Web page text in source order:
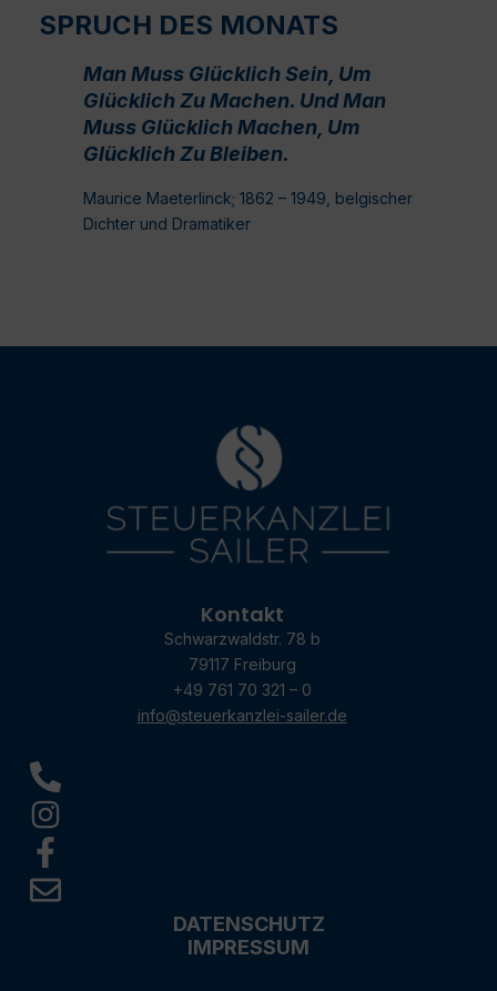
SPRUCH DES MONATS
Man Muss Glücklich Sein, Um
Glücklich Zu Machen. Und Man
Muss Glücklich Machen, Um
Glücklich Zu Bleiben.
Maurice Maeterlinck; 1862 – 1949, belgischer
Dichter und Dramatiker
Kontakt
Schwarzwaldstr. 78 b
79117 Freiburg
+49 761 70 321 – 0
info@steuerkanzlei-sailer.de
DATENSCHUTZ
IMPRESSUM